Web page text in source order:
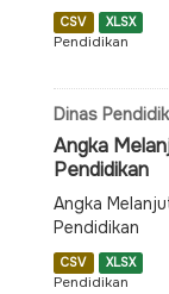
CSV XLSX
Pendidikan
Dinas
Angka
Pendidikan
Angka
Pendidikan
CSV XLSX
Pendidikan